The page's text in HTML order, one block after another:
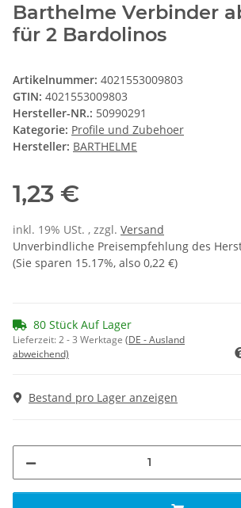
Barthelme Verbinder
für 2 Bardolinos
Artikelnummer: 4021553009803
GTIN: 4021553009803
Hersteller-NR.: 50990291
Kategorie: Profile und Zubehoer
Hersteller: BARTHELME
1,23 €
inkl. 19% USt. , zzgl. Versand
Unverbindliche Preisempfehlung des
(Sie sparen 15.17%, also 0,22 €)
80 Stück Auf Lager
Lieferzeit:2 - 3 Werktage (DE - Ausland
abweichend)
Bestand pro Lager anzeigen